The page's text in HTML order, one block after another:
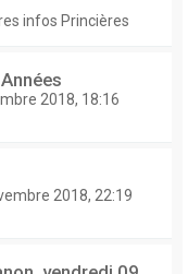
infos Princières
2018, 18:16
2018, 22:19